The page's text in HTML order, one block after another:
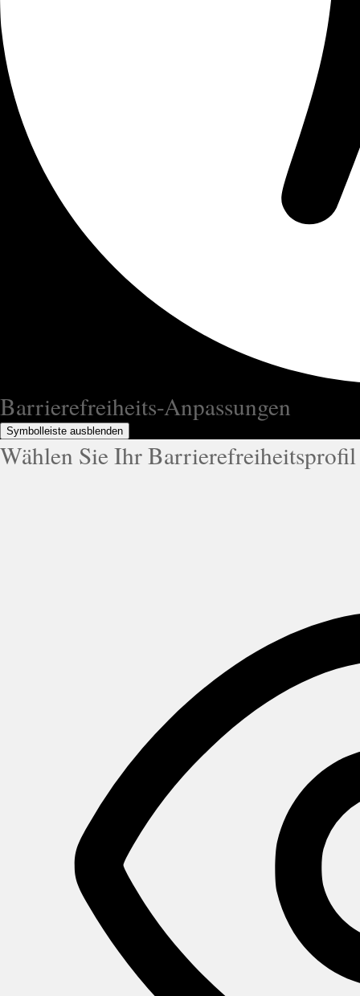
Barrierefreiheits-Anpassungen
Symbolleiste ausblenden
Wählen Sie Ihr Barrierefreiheitsprofil